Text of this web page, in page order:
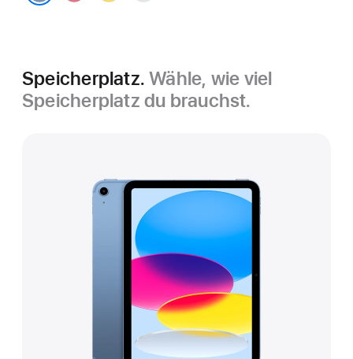
Speicherplatz.Wähle, wie viel
Speicherplatz du brauchst.